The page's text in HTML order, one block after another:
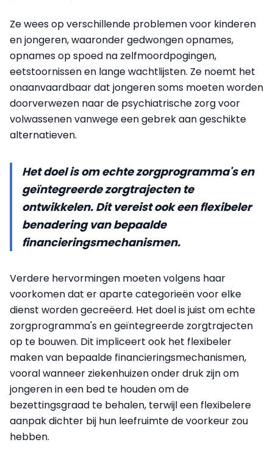
Ze wees op verschillende problemen voor kinderen
en jongeren, waaronder gedwongen opnames,
opnames op spoed na zelfmoordpogingen,
eetstoornissen en lange wachtlijsten. Ze noemt het
onaanvaardbaar dat jongeren soms moeten worden
doorverwezen naar de psychiatrische zorg voor
volwassenen vanwege een gebrek aan geschikte
alternatieven.
Het doel is om echte zorgprogramma's en
geïntegreerde zorgtrajecten te
ontwikkelen. Dit vereist ook een flexibeler
benadering van bepaalde
financieringsmechanismen.
Verdere hervormingen moeten volgens haar
voorkomen dat er aparte categorieën voor elke
dienst worden gecreëerd. Het doel is juist om echte
zorgprogramma's en geïntegreerde zorgtrajecten
op te bouwen. Dit impliceert ook het flexibeler
maken van bepaalde financieringsmechanismen,
vooral wanneer ziekenhuizen onder druk zijn om
jongeren in een bed te houden om de
bezettingsgraad te behalen, terwijl een flexibelere
aanpak dichter bij hun leefruimte de voorkeur zou
hebben.